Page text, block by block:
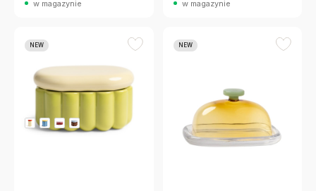
w magazynie w magazynie
NEW
&k Amsterdam
Pojemnik Do
Przechowywania
Charlo Jasnozielony &K
Amsterdam
NEW